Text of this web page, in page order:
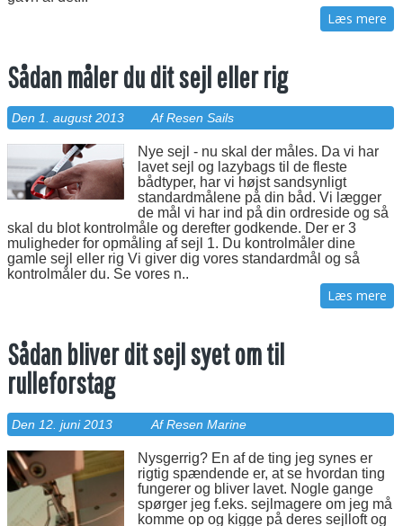
Læs mere
Sådan måler du dit sejl eller rig
Den 1. august 2013 Af Resen Sails
Nye sejl - nu skal der måles. Da vi har
lavet sejl og lazybags til de fleste
bådtyper, har vi højst sandsynligt
standardmålene på din båd. Vi lægger
de mål vi har ind på din ordreside og så
skal du blot kontrolmåle og derefter godkende. Der er 3
muligheder for opmåling af sejl 1. Du kontrolmåler dine
gamle sejl eller rig Vi giver dig vores standardmål og så
kontrolmåler du. Se vores n..
Læs mere
Sådan bliver dit sejl syet om til
rulleforstag
Den 12. juni 2013 Af Resen Marine
Nysgerrig? En af de ting jeg synes er
rigtig spændende er, at se hvordan ting
fungerer og bliver lavet. Nogle gange
spørger jeg f.eks. sejlmagere om jeg må
komme op og kigge på deres sejlloft og